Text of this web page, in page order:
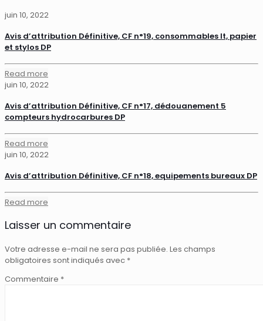
juin 10, 2022
Avis d’attribution Définitive, CF n°19, consommables It, papier
et stylos DP
Read more
juin 10, 2022
Avis d’attribution Définitive, CF n°17, dédouanement 5
compteurs hydrocarbures DP
Read more
juin 10, 2022
Avis d’attribution Définitive, CF n°18, equipements bureaux DP
Read more
Laisser un commentaire
Votre adresse e-mail ne sera pas publiée. Les champs
obligatoires sont indiqués avec *
Commentaire *